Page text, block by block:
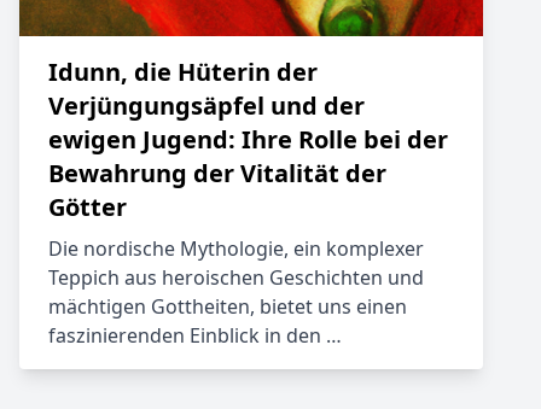
Idunn, die Hüterin der
Verjüngungsäpfel und der
ewigen Jugend: Ihre Rolle bei der
Bewahrung der Vitalität der
Götter
Die nordische Mythologie, ein komplexer
Teppich aus heroischen Geschichten und
mächtigen Gottheiten, bietet uns einen
faszinierenden Einblick in den …